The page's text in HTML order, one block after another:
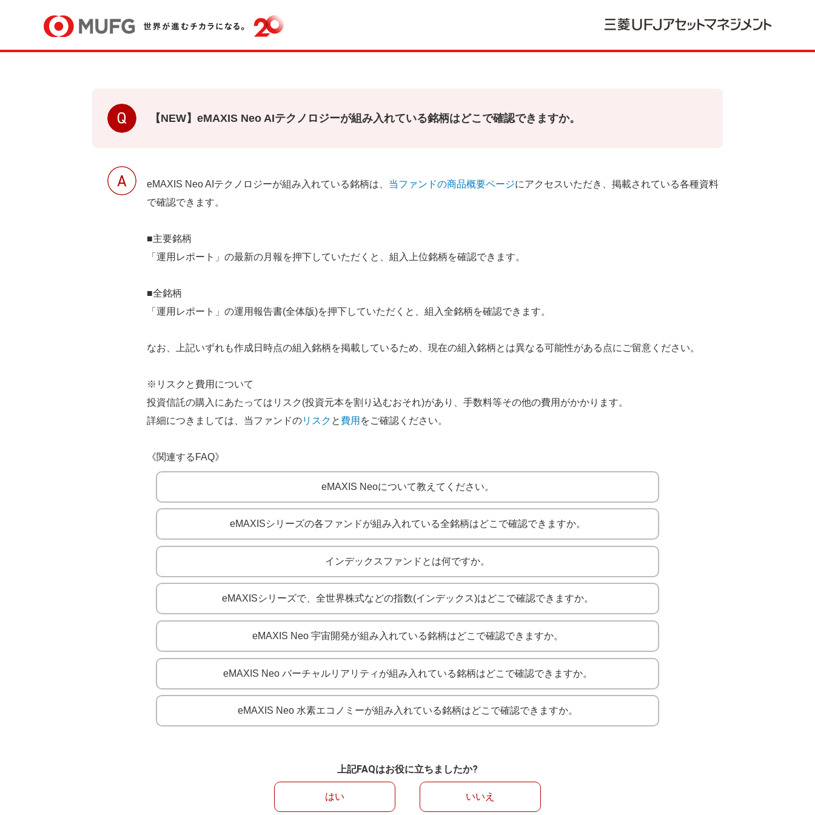
【NEW】eMAXIS Neo AIテクノロジーが組み入れている銘柄はどこで確認できますか。
eMAXIS Neo AIテクノロジーが組み入れている銘柄は、 当ファンドの商品概要ページにアクセスいただき、掲載されている各種資料
で確認できます。
■主要銘柄
「運用レポート」の最新の月報を押下していただくと、組入上位銘柄を確認できます。
■全銘柄
「運用レポート」の運用報告書(全体版)を押下していただくと、組入全銘柄を確認できます。
なお、上記いずれも作成日時点の組入銘柄を掲載しているため、現在の組入銘柄とは異なる可能性がある点にご留意ください。
※リスクと費用について
投資信託の購入にあたってはリスク(投資元本を割り込むおそれ)があり、手数料等その他の費用がかかります。
詳細につきましては、当ファンドのリスク と 費用 をご確認ください。
《関連するFAQ》
eMAXIS Neoについて教えてください。
eMAXISシリーズの各ファンドが組み入れている全銘柄はどこで確認できますか。
インデックスファンドとは何ですか。
eMAXISシリーズで、全世界株式などの指数(インデックス)はどこで確認できますか。
eMAXIS Neo 宇宙開発が組み入れている銘柄はどこで確認できますか。
eMAXIS Neo バーチャルリアリティが組み入れている銘柄はどこで確認できますか。
eMAXIS Neo 水素エコノミーが組み入れている銘柄はどこで確認できますか。
上記FAQはお役に立ちましたか?
はい いいえ